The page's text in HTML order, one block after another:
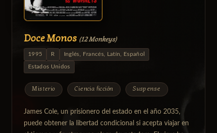
Doce Monos (12 Monkeys)
1995 R Inglés, Francés, Latín, Español
Estados Unidos
Misterio Ciencia ficción Suspense
James Cole, un prisionero del estado en el año 2035,
puede obtener la libertad condicional si acepta viajar en